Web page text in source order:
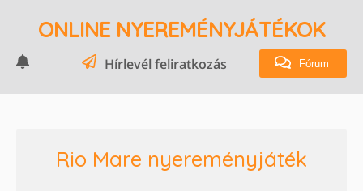
ONLINE NYEREMÉNYJÁTÉKOK
Hírlevél feliratkozás Fórum
Rio Mare nyereményjáték